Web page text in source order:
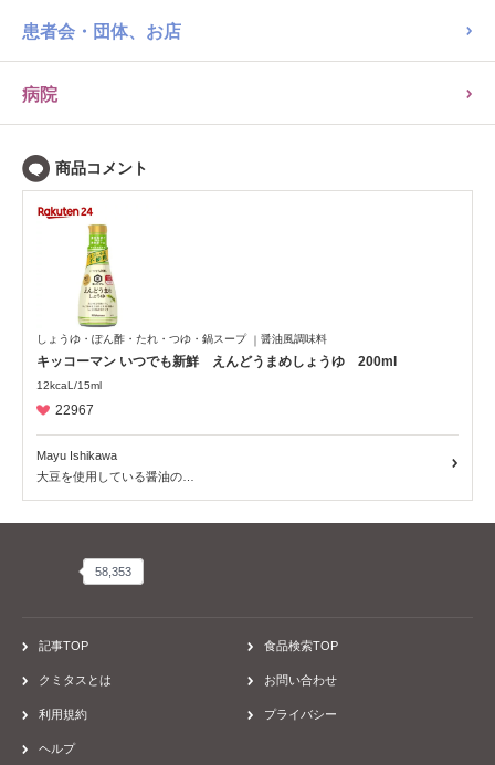
患者会・団体、お店
病院
しょうゆ・ぽん酢・たれ・つゆ・鍋スープ 醤油風調味料
キッコーマン いつでも新鮮 えんどうまめしょうゆ 200ml
12kcaL/15ml
22967
Mayu Ishikawa
大豆を使用している醤油の…
58,353
記事TOP 食品検索TOP
クミタスとは お問い合わせ
利用規約 プライバシー
ヘルプ